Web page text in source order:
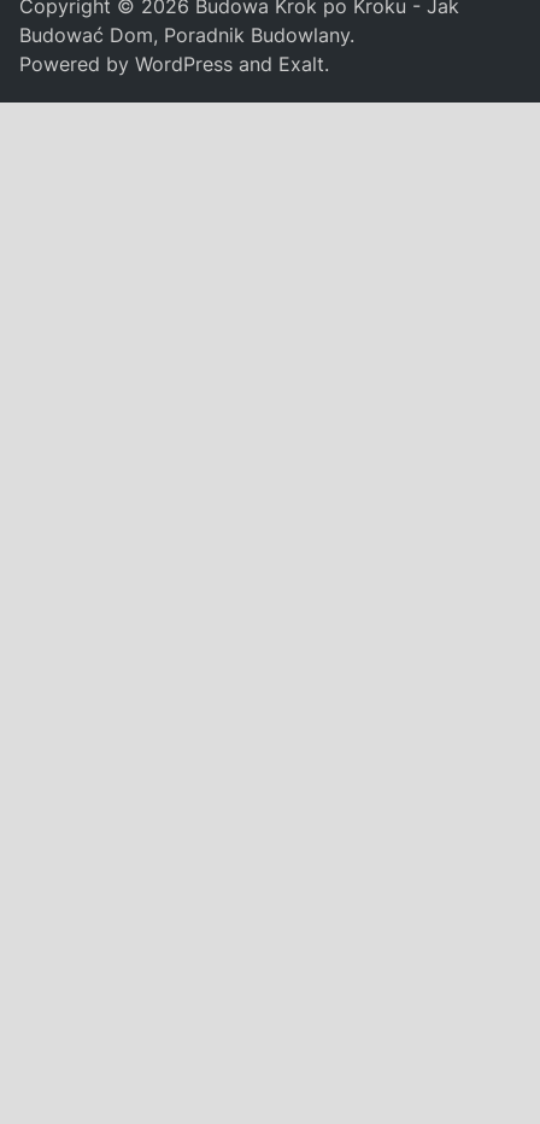
Copyright © 2026 Budowa Krok po Kroku - Jak
Budować Dom, Poradnik Budowlany.
Powered byWordPress and Exalt.